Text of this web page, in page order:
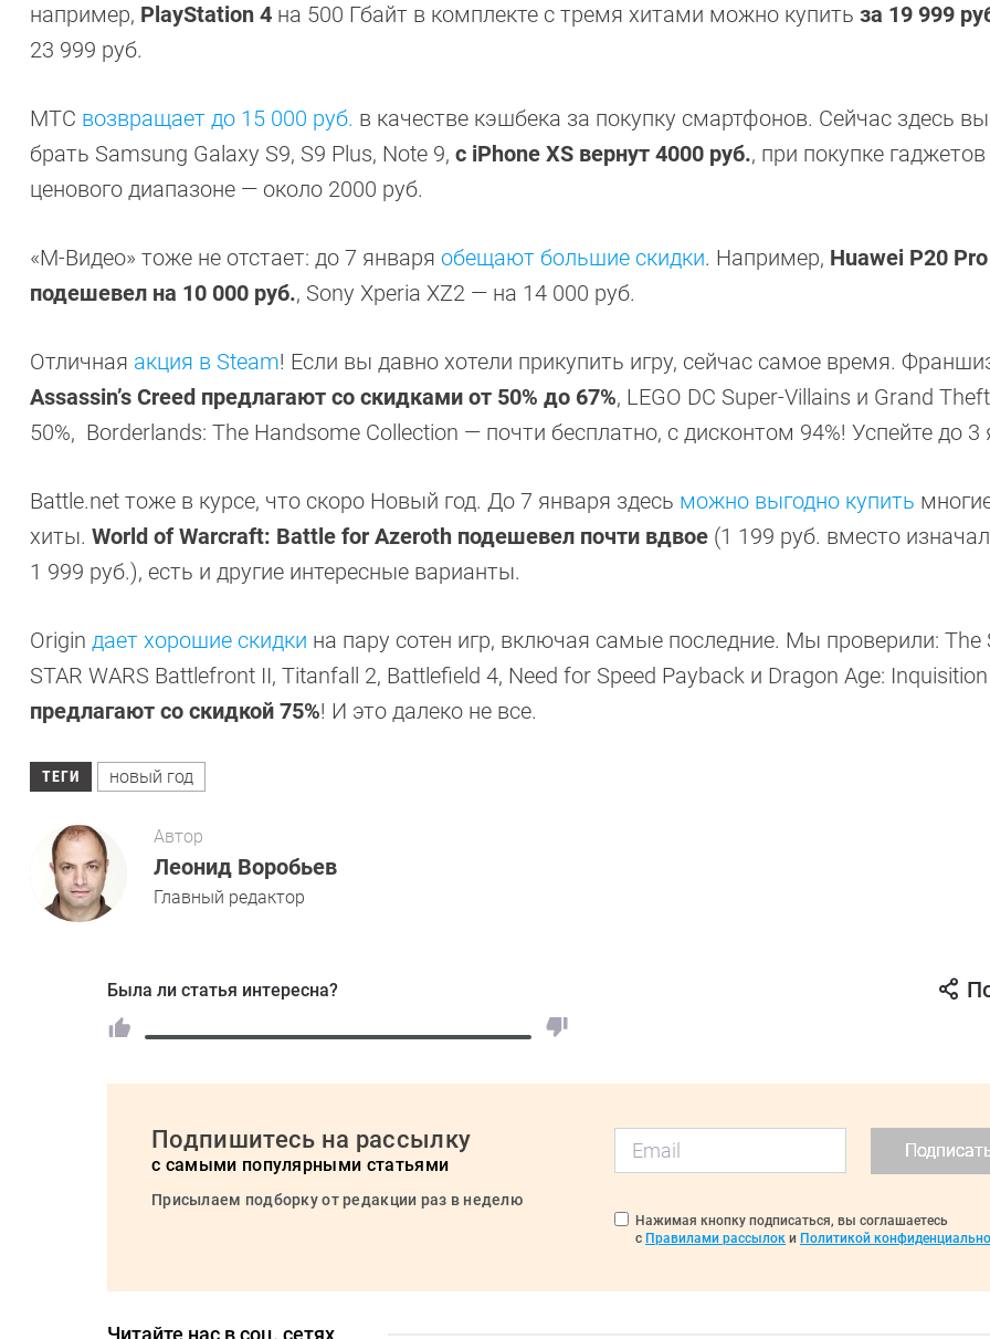
например, PlayStation 4 на 500 Гбайт в комплекте с тремя хитами можно купить за 19 999
23 999 руб.
МТС возвращает до 15 000 руб. в качестве кэшбека за покупку смартфонов. Сейчас здесь
брать Samsung Galaxy S9, S9 Plus, Note 9, с iPhone XS вернут 4000 руб., при покупке
ценового диапазоне — около 2000 руб.
«М-Видео» тоже не отстает: до 7 января обещают большие скидки. Например, Huawei P20 Pro
подешевел на 10 000 руб., Sony Xperia XZ2 — на 14 000 руб.
Отличная акция в Steam! Если вы давно хотели прикупить игру, сейчас самое время.
Assassin’s Creed предлагают со скидками от 50% до 67%, LEGO DC Super-Villains и Grand
50%, Borderlands: The Handsome Collection — почти бесплатно, с дисконтом 94%! Успейте до 3
Battle.net тоже в курсе, что скоро Новый год. До 7 января здесь можно выгодно купить
хиты. World of Warcraft: Battle for Azeroth подешевел почти вдвое (1 199 руб. вместо
1 999 руб.), есть и другие интересные варианты.
Origin дает хорошие скидки на пару сотен игр, включая самые последние. Мы проверили: The
STAR WARS Battlefront II, Titanfall 2, Battlefield 4, Need for Speed Payback и Dragon Age: Inquisition
предлагают со скидкой 75%! И это далеко не все.
ТЕГИ новый год
Автор
Леонид Воробьев
Главный редактор
Была ли статья интересна?
Подпишитесь на рассылку
с самыми популярными статьями
Присылаем подборку от редакции раз в неделю
Нажимая кнопку подписаться, вы соглашаетесь
с Правилами рассылок и Политикой
Читайте нас в соц. сетях